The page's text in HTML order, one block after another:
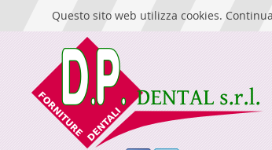
Questo sito web utilizza cookies.